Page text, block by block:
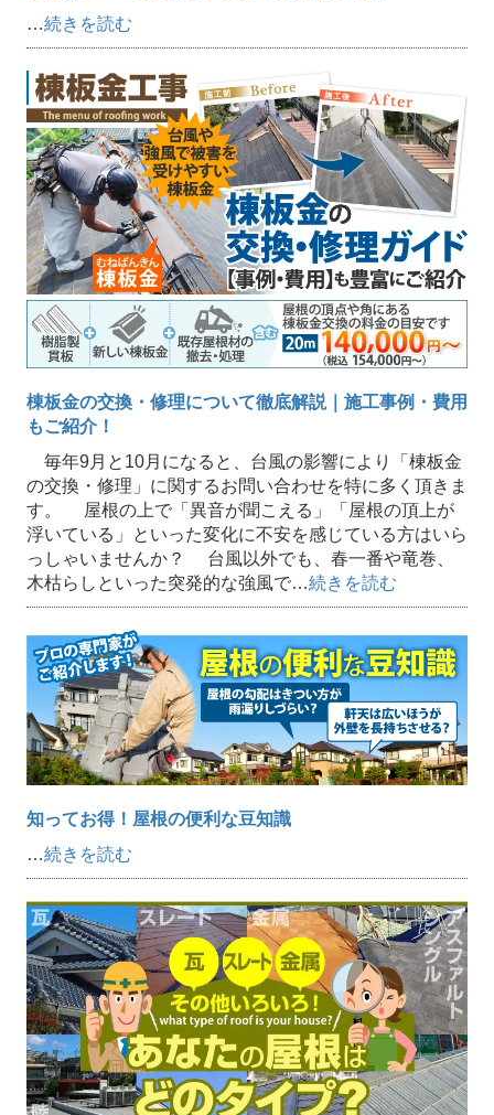
…続きを読む
棟板金の交換・修理について徹底解説｜施工事例・費用
もご紹介！
毎年9月と10月になると、台風の影響により「棟板金
の交換・修理」に関するお問い合わせを特に多く頂きま
す。 屋根の上で「異音が聞こえる」「屋根の頂上が
浮いている」といった変化に不安を感じている方はいら
っしゃいませんか？ 台風以外でも、春一番や竜巻、
木枯らしといった突発的な強風で…続きを読む
知ってお得！屋根の便利な豆知識
…続きを読む